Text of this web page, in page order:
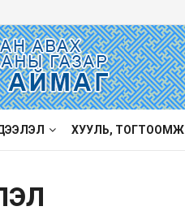
ХУУЛЬ, ТОГТООМЖ